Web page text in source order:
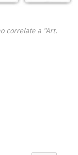
correlate a "Art.